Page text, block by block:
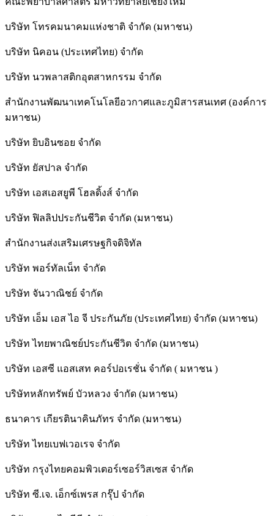
บริษัท โทรคมนาคมแห่งชาติ จำกัด (มหาชน)
บริษัท นิคอน (ประเทศไทย) จำกัด
บริษัท นวพลาสติกอุตสาหกรรม จำกัด
สำนักงานพัฒนาเทคโนโลยีอวกาศและภูมิสารสนเทศ (องค์การ
มหาชน)
บริษัท ยิบอินซอย จำกัด
บริษัท ยัสปาล จำกัด
บริษัท เอสเอสยูพี โฮลดิ้งส์ จำกัด
บริษัท ฟิลลิปประกันชีวิต จำกัด (มหาชน)
สํานักงานส่งเสริมเศรษฐกิจดิจิทัล
บริษัท พอร์ทัลเน็ท จำกัด
บริษัท จันวาณิชย์ จำกัด
บริษัท เอ็ม เอส ไอ จี ประกันภัย (ประเทศไทย) จำกัด (มหาชน)
บริษัท ไทยพาณิชย์ประกันชีวิต จำกัด (มหาชน)
บริษัท เอสซี แอสเสท คอร์ปอเรชั่น จำกัด ( มหาชน )
บริษัทหลักทรัพย์ บัวหลวง จำกัด (มหาชน)
ธนาคาร เกียรตินาคินภัทร จำกัด (มหาชน)
บริษัท ไทยเบฟเวอเรจ จำกัด
บริษัท กรุงไทยคอมพิวเตอร์เซอร์วิสเซส จำกัด
บริษัท ซี.เจ. เอ็กซ์เพรส กรุ๊ป จำกัด